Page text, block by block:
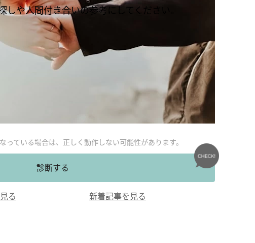
しや人間付き合いの参考にしてください。
っている場合は、正しく動作しない可能性があります。
診断する
る 新着記事を見る